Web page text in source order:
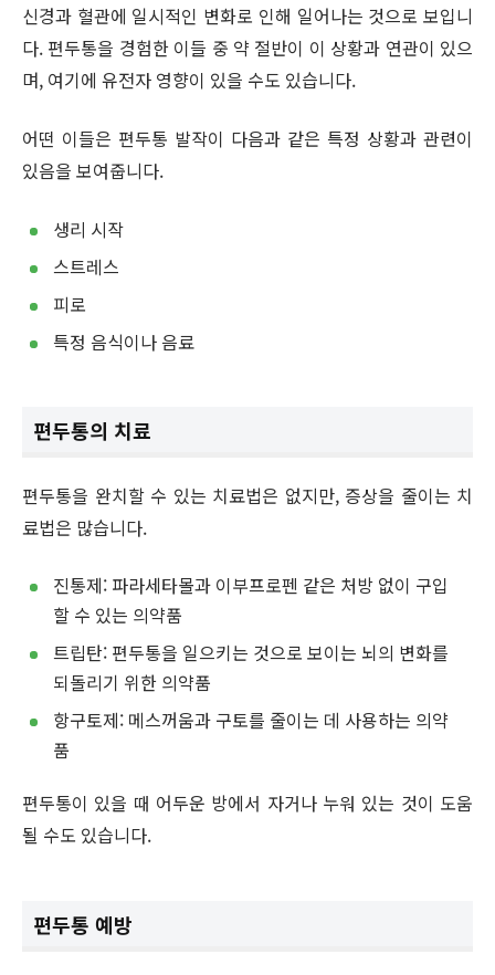
신경과 혈관에 일시적인 변화로 인해 일어나는 것으로 보입니
다. 편두통을 경험한 이들 중 약 절반이 이 상황과 연관이 있으
며, 여기에 유전자 영향이 있을 수도 있습니다.
어떤 이들은 편두통 발작이 다음과 같은 특정 상황과 관련이
있음을 보여줍니다.
생리 시작
스트레스
피로
특정 음식이나 음료
편두통의 치료
편두통을 완치할 수 있는 치료법은 없지만, 증상을 줄이는 치
료법은 많습니다.
진통제: 파라세타몰과 이부프로펜 같은 처방 없이 구입
할 수 있는 의약품
트립탄: 편두통을 일으키는 것으로 보이는 뇌의 변화를
되돌리기 위한 의약품
항구토제: 메스꺼움과 구토를 줄이는 데 사용하는 의약
품
편두통이 있을 때 어두운 방에서 자거나 누워 있는 것이 도움
될 수도 있습니다.
편두통 예방